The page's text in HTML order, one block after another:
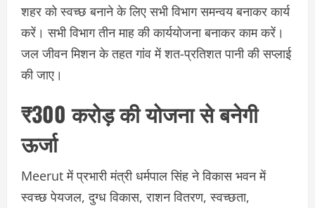
शहर को स्वच्छ बनाने के लिए सभी विभाग समन्वय बनाकर कार्य
करें। सभी विभाग तीन माह की कार्ययोजना बनाकर काम करें।
जल जीवन मिशन के तहत गांव में शत-प्रतिशत पानी की सप्लाई
की जाए।
₹300 करोड़ की योजना से बनेगी
ऊर्जा
Meerut में प्रभारी मंत्री धर्मपाल सिंह ने विकास भवन में
स्वच्छ पेयजल, दुग्ध विकास, राशन वितरण, स्वच्छता,